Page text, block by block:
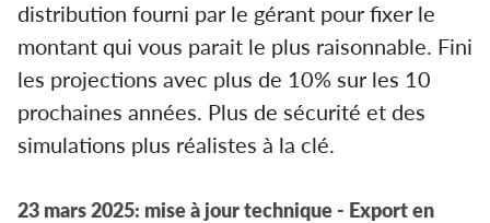
distribution fourni par le gérant pour fixer le
montant qui vous parait le plus raisonnable. Fini
les projections avec plus de 10% sur les 10
prochaines années. Plus de sécurité et des
simulations plus réalistes à la clé.
23 mars 2025: mise à jour technique - Export en